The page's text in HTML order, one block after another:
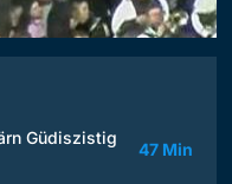
Güdiszistig
47 Min